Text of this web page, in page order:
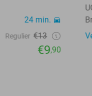
24 min.
Regulier €13
€9,90